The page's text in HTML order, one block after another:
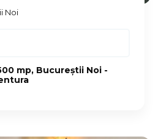
Noi
mp, Bucureștii Noi -